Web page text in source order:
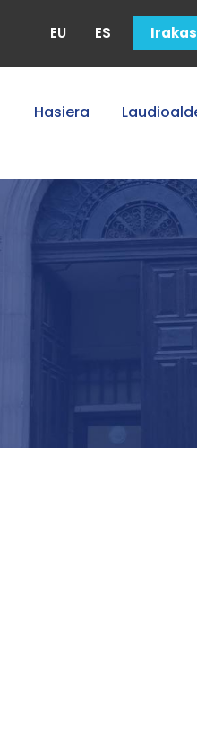
EU ES
Hasiera